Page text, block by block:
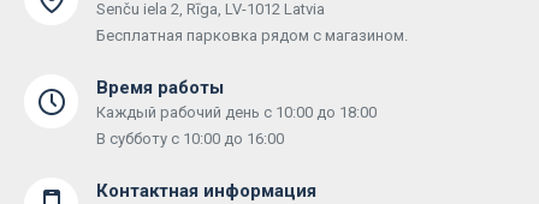
Senču iela 2, Rīga, LV-1012 Latvia
Бесплатная парковка рядом с магазином.
Время работы
Каждый рабочий день с 10:00 до 18:00
В субботу с 10:00 до 16:00
Контактная информация